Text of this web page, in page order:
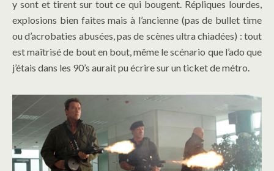
y sont et tirent sur tout ce qui bougent. Répliques lourdes,
explosions bien faites mais à l’ancienne (pas de bullet time
ou d’acrobaties abusées, pas de scènes ultra chiadées) : tout
est maîtrisé de bout en bout, même le scénario que l’ado que
j’étais dans les 90’s aurait pu écrire sur un ticket de métro.